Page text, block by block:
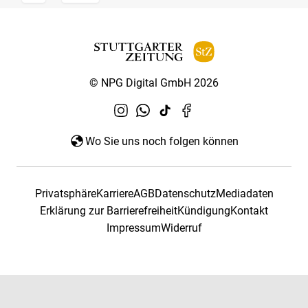
© NPG Digital GmbH 2026
Wo Sie uns noch folgen können
PrivatsphäreKarriereAGBDatenschutzMediadaten
Erklärung zur BarrierefreiheitKündigungKontakt
ImpressumWiderruf